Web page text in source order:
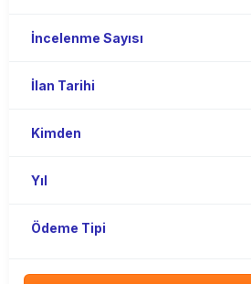
İncelenme Sayısı
İlan Tarihi
Kimden
Yıl
Ödeme Tipi